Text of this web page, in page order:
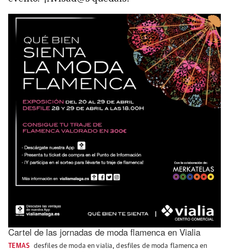
Cartel de las jornadas de moda flamenca en Vialia
TEMAS desfiles de moda en vialia,desfiles de moda flamenca en